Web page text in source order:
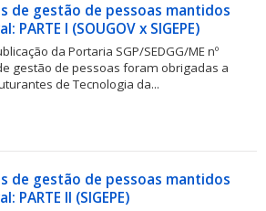
de gestão de pessoas mantidos
PARTE I (SOUGOV x SIGEPE)
da Portaria SGP/SEDGG/ME nº
gestão de pessoas foram obrigadas a
de Tecnologia da...
de gestão de pessoas mantidos
PARTE II (SIGEPE)